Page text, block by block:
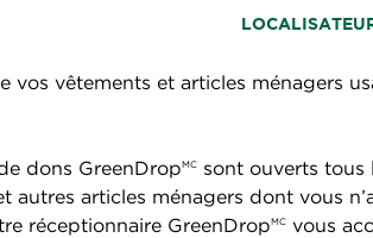
vos vêtements et articles ménagers
dons GreenDropMCsont ouverts tous
autres articles ménagers dont vous
réceptionnaire GreenDropMCvous